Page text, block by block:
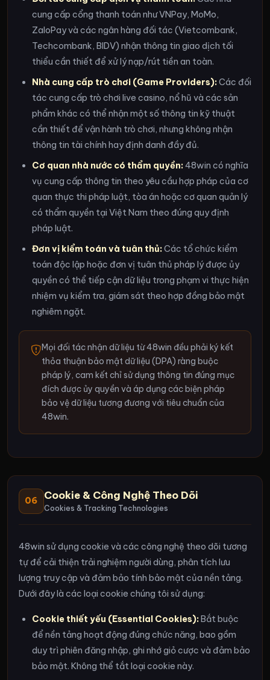
cung cấp cổng thanh toán như VNPay, MoMo,
ZaloPay và các ngân hàng đối tác (Vietcombank,
Techcombank, BIDV) nhận thông tin giao dịch tối
thiểu cần thiết để xử lý nạp/rút tiền an toàn.
Nhà cung cấp trò chơi (Game Providers):Các đối
tác cung cấp trò chơi live casino, nổ hũ và các sản
phẩm khác có thể nhận một số thông tin kỹ thuật
cần thiết để vận hành trò chơi, nhưng không nhận
thông tin tài chính hay định danh đầy đủ.
Cơ quan nhà nước có thẩm quyền:48win có nghĩa
vụ cung cấp thông tin theo yêu cầu hợp pháp của cơ
quan thực thi pháp luật, tòa án hoặc cơ quan quản lý
có thẩm quyền tại Việt Nam theo đúng quy định
pháp luật.
Đơn vị kiểm toán và tuân thủ:Các tổ chức kiểm
toán độc lập hoặc đơn vị tuân thủ pháp lý được ủy
quyền có thể tiếp cận dữ liệu trong phạm vi thực hiện
nhiệm vụ kiểm tra, giám sát theo hợp đồng bảo mật
nghiêm ngặt.
Mọi đối tác nhận dữ liệu từ 48win đều phải ký kết
thỏa thuận bảo mật dữ liệu (DPA) ràng buộc
pháp lý, cam kết chỉ sử dụng thông tin đúng mục
đích được ủy quyền và áp dụng các biện pháp
bảo vệ dữ liệu tương đương với tiêu chuẩn của
48win.
06 Cookie & Công Nghệ Theo Dõi
Cookies & Tracking Technologies
48win sử dụng cookie và các công nghệ theo dõi tương
tự để cải thiện trải nghiệm người dùng, phân tích lưu
lượng truy cập và đảm bảo tính bảo mật của nền tảng.
Dưới đây là các loại cookie chúng tôi sử dụng:
Cookie thiết yếu (Essential Cookies):Bắt buộc
để nền tảng hoạt động đúng chức năng, bao gồm
duy trì phiên đăng nhập, ghi nhớ giỏ cược và đảm bảo
bảo mật. Không thể tắt loại cookie này.